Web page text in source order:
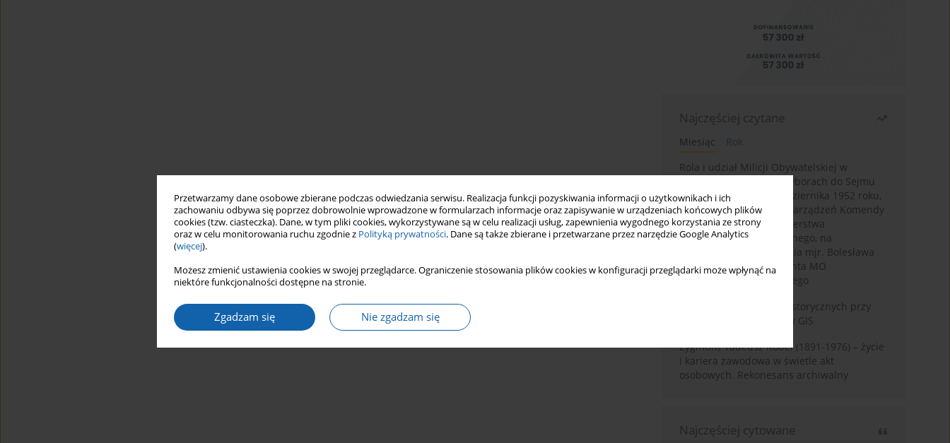
Przetwarzamy dane osobowe zbierane podczas odwiedzania serwisu. Realizacja funkcji pozyskiwania informacji o użytkownikach i ich
zachowaniu odbywa się poprzez dobrowolnie wprowadzone w formularzach informacje oraz zapisywanie w urządzeniach końcowych plików
cookies (tzw. ciasteczka). Dane, w tym pliki cookies, wykorzystywane są w celu realizacji usług, zapewnienia wygodnego korzystania ze strony
oraz w celu monitorowania ruchu zgodnie z Polityką prywatności. Dane są także zbierane i przetwarzane przez narzędzie Google Analytics
(więcej).
Możesz zmienić ustawienia cookies w swojej przeglądarce. Ograniczenie stosowania plików cookies w konfiguracji przeglądarki może wpłynąć na
niektóre funkcjonalności dostępne na stronie.
Zgadzam się Nie zgadzam się
Najczęściej czytane
Miesiąc
Rok
Rola i udział Milicji Obywatelskiej w
kampanii wyborczej i wyborach do Sejmu
PRL I kadencji z 26 października 1952 roku,
w świetle wytycznych i zarządzeń Komendy
Głównej MO oraz Ministerstwa
Bezpieczeństwa Publicznego, na
przykładzie sprawozdania mjr. Bolesława
Wyszyńskiego komendanta MO
województwa olsztyńskiego
Granica w badaniach historycznych przy
wykorzystaniu serwerów GIS
Zygmunt Tadeusz Robel (1891-1976) – życie
i kariera zawodowa w świetle akt
osobowych. Rekonesans archiwalny
Najczęściej cytowane